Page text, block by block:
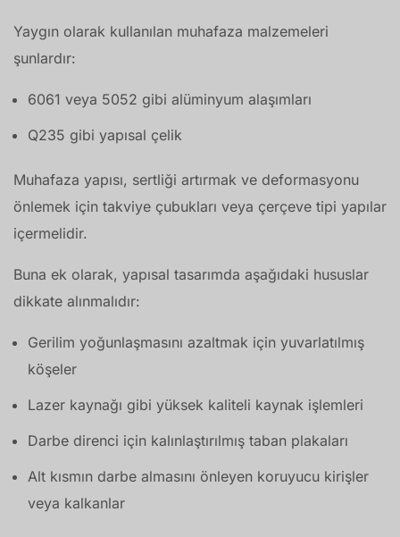
Yaygın olarak kullanılan muhafaza malzemeleri
şunlardır:
6061 veya 5052 gibi alüminyum alaşımları
Q235 gibi yapısal çelik
Muhafaza yapısı, sertliği artırmak ve deformasyonu
önlemek için takviye çubukları veya çerçeve tipi yapılar
içermelidir.
Buna ek olarak, yapısal tasarımda aşağıdaki hususlar
dikkate alınmalıdır:
Gerilim yoğunlaşmasını azaltmak için yuvarlatılmış
köşeler
Lazer kaynağı gibi yüksek kaliteli kaynak işlemleri
Darbe direnci için kalınlaştırılmış taban plakaları
Alt kısmın darbe almasını önleyen koruyucu kirişler
veya kalkanlar